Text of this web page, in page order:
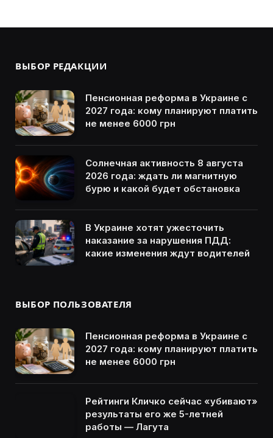
ВЫБОР РЕДАКЦИИ
Пенсионная реформа в Украине с
2027 года: кому планируют платить
не менее 6000 грн
Солнечная активность 8 августа
2026 года: ждать ли магнитную
бурю и какой будет обстановка
В Украине хотят ужесточить
наказание за нарушения ПДД:
какие изменения ждут водителей
ВЫБОР ПОЛЬЗОВАТЕЛЯ
Пенсионная реформа в Украине с
2027 года: кому планируют платить
не менее 6000 грн
Рейтинги Кличко сейчас «убивают»
результаты его же 5-летней
работы — Лагута